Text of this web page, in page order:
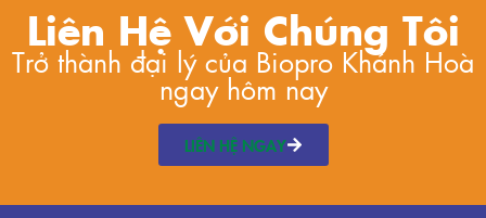
Liên Hệ Với Chúng Tôi
Trở thành đại lý của Biopro Khánh Hoà
ngay hôm nay
LIÊN HỆ NGAY